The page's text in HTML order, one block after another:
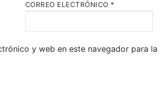
CORREO ELECTRÓNICO*
y web en este navegador para la